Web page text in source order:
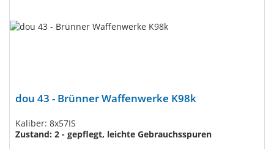
dou 43 - Brünner Waffenwerke K98k
Kaliber: 8x57IS
Zustand: 2 - gepflegt, leichte Gebrauchsspuren